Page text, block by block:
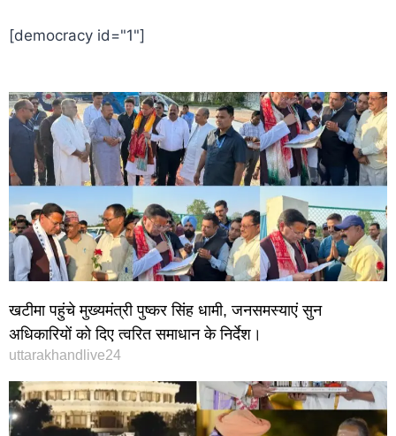
[democracy id="1"]
खटीमा पहुंचे मुख्यमंत्री पुष्कर सिंह धामी, जनसमस्याएं सुन
अधिकारियों को दिए त्वरित समाधान के निर्देश।
uttarakhandlive24